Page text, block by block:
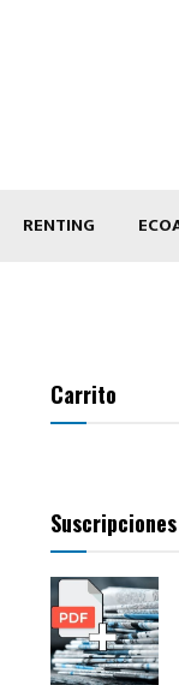
RENTING
Carrito
Suscripciones